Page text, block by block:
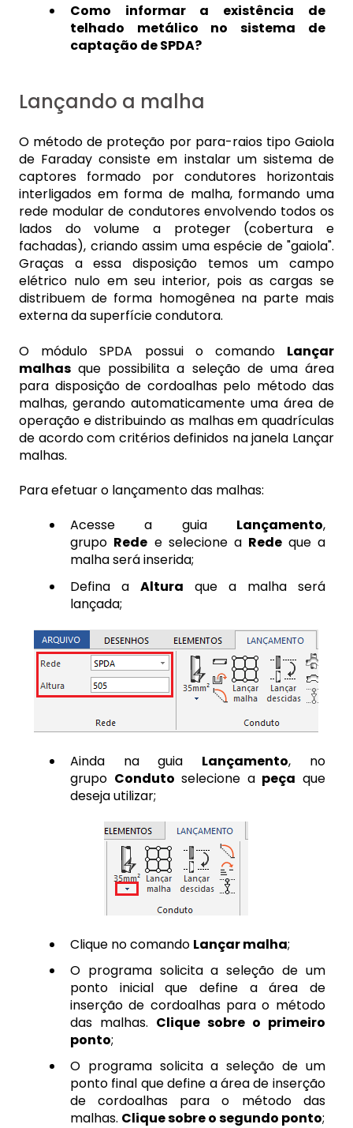
Como informar a existência de
telhado metálico no sistema de
captação de SPDA?
Lançando a malha
O método de proteção por para-raios tipo Gaiola
de Faraday consiste em instalar um sistema de
captores formado por condutores horizontais
interligados em forma de malha, formando uma
rede modular de condutores envolvendo todos os
lados do volume a proteger (cobertura e
fachadas), criando assim uma espécie de "gaiola".
Graças a essa disposição temos um campo
elétrico nulo em seu interior, pois as cargas se
distribuem de forma homogênea na parte mais
externa da superfície condutora.
O módulo SPDA possui o comando Lançar
malhas que possibilita a seleção de uma área
para disposição de cordoalhas pelo método das
malhas, gerando automaticamente uma área de
operação e distribuindo as malhas em quadrículas
de acordo com critérios definidos na janela Lançar
malhas.
Para efetuar o lançamento das malhas:
Acesse a guia Lançamento,
grupo Rede e selecione a Rede que a
malha será inserida;
Defina a Altura
que a malha será
lançada;
Ainda na guia Lançamento, no
grupo Conduto selecione a peça que
deseja utilizar;
Clique no comando Lançar malha;
O programa solicita a seleção de um
ponto inicial que define a área de
inserção de cordoalhas para o método
das malhas. Clique sobre o primeiro
ponto;
O programa solicita a seleção de um
ponto final que define a área de inserção
de cordoalhas para o método das
malhas. Clique sobre o segundo ponto;